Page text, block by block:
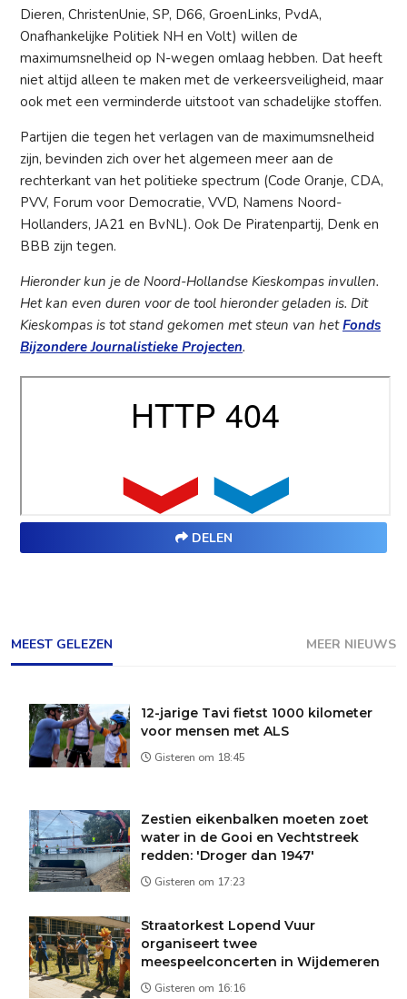
Dieren, ChristenUnie, SP, D66, GroenLinks, PvdA,
Onafhankelijke Politiek NH en Volt) willen de
maximumsnelheid op N-wegen omlaag hebben. Dat heeft
niet altijd alleen te maken met de verkeersveiligheid, maar
ook met een verminderde uitstoot van schadelijke stoffen.
Partijen die tegen het verlagen van de maximumsnelheid
zijn, bevinden zich over het algemeen meer aan de
rechterkant van het politieke spectrum (Code Oranje, CDA,
PVV, Forum voor Democratie, VVD, Namens Noord-
Hollanders, JA21 en BvNL). Ook De Piratenpartij, Denk en
BBB zijn tegen.
Hieronder kun je de Noord-Hollandse Kieskompas invullen.
Het kan even duren voor de tool hieronder geladen is. Dit
Kieskompas is tot stand gekomen met steun van hetFonds
Bijzondere Journalistieke Projecten.
DELEN
MEEST GELEZEN MEER NIEUWS
12-jarige Tavi fietst 1000 kilometer
voor mensen met ALS
Gisteren om 18:45
Zestien eikenbalken moeten zoet
water in de Gooi en Vechtstreek
redden: 'Droger dan 1947'
Gisteren om 17:23
Straatorkest Lopend Vuur
organiseert twee
meespeelconcerten in Wijdemeren
Gisteren om 16:16